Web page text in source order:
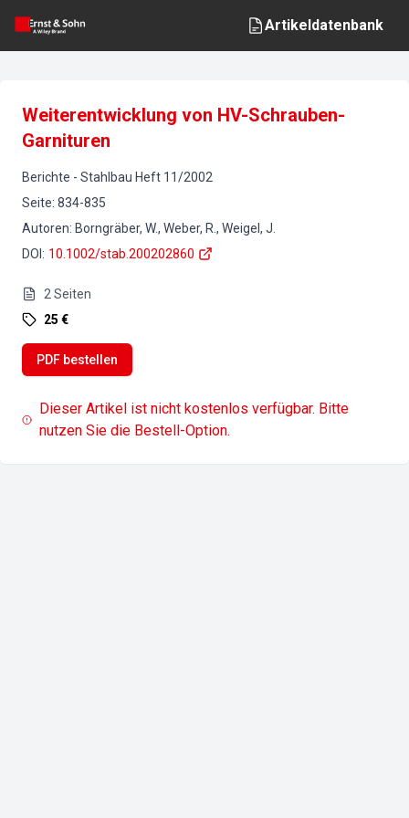
Artikeldatenbank
Weiterentwicklung von HV-Schrauben-
Garnituren
Berichte - Stahlbau Heft 11/2002
Seite: 834-835
Autoren: Borngräber, W., Weber, R., Weigel, J.
DOI : 10.1002/stab.200202860
2 Seiten
25 €
PDF bestellen
Dieser Artikel ist nicht kostenlos verfügbar. Bitte
nutzen Sie die Bestell-Option.